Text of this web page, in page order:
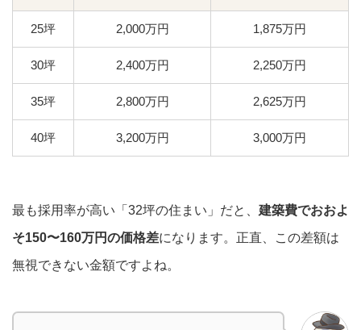
25坪 2,000万円 1,875万円
30坪 2,400万円 2,250万円
35坪 2,800万円 2,625万円
40坪 3,200万円 3,000万円
最も採用率が高い「32坪の住まい」だと、 建築費でおおよ
そ150〜160万円の価格差になります。正直、この差額は
無視できない金額ですよね。